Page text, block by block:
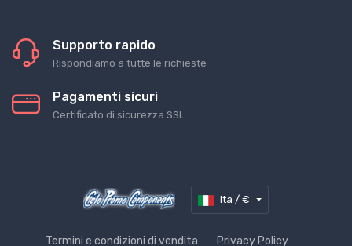
Supporto rapido
Rispondiamo a tutte le richieste
Pagamenti sicuri
Certificato di sicurezza SSL
Ita / €
Termini e condizioni di vendita Privacy Policy